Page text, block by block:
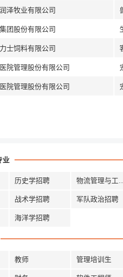
泽牧业有限公司
团股份有限公司
士饲料有限公司
院管理股份有限公司
院管理股份有限公司
业
历史学招聘
战术学招聘 军队政治招聘
海洋学招聘
教师 管理培训生